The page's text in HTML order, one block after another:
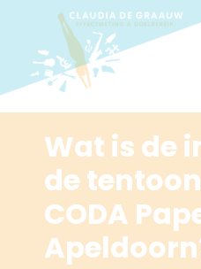
Wat is de
de
CODA